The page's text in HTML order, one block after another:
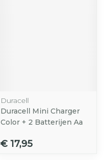
Duracell
Duracell Mini Charger
Color + 2 Batterijen Aa
€ 17,95